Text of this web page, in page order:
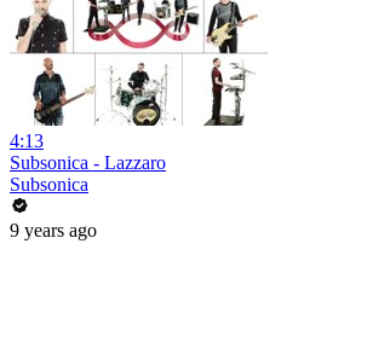
4:13
Subsonica - Lazzaro
Subsonica
9 years ago